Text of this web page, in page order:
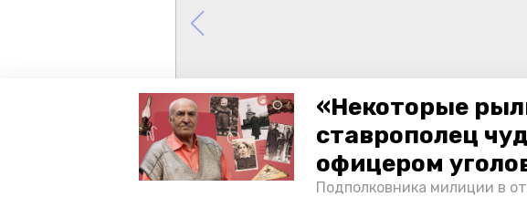
«Некоторые
ставрополец
офицером
Подполковника милиции в